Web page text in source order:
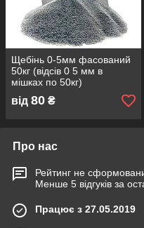
Щебінь 0-5мм фасований
50кг (відсів 0 5 мм в
мішках по 50кг)
від 80 ₴
Про нас
Рейтинг не
Менше 5 відгуків за
Працює з 27.05.2019